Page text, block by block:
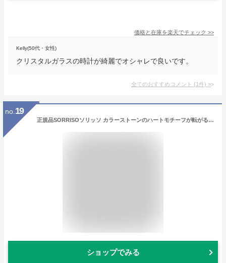
価格と在庫を楽天でチェック >>
Kelly(50代・女性)
クリスタルガラスの時計が綺麗でオシャレで良いです。
全てのおすすめコメント (1件) >
no. 19
正規品SORRISOソリッソ カラーストーンのハートモチーフが転がるハートチャーム付き腕時計 SRHI3 レディース腕時計 送料無料
ショップでみる